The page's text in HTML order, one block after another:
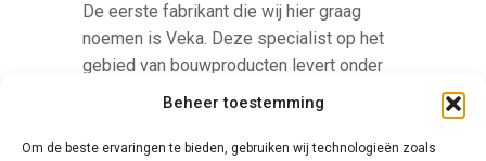
Beheer toestemming
Om de beste ervaringen te bieden, gebruiken wij technologieën zoals
De eerste fabrikant die wij hier graag
noemen is Veka. Deze specialist op het
gebied van bouwproducten levert onder
meer rolluiken, ramen en platen waarmee
krijgt. De schuifpuien van Veka dragen